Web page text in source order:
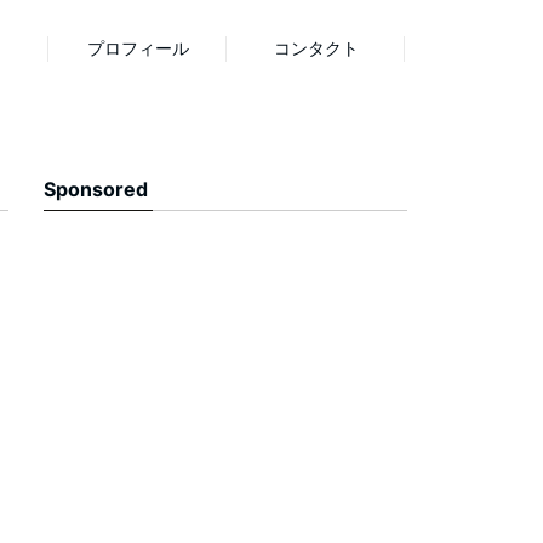
プロフィール コンタクト
Sponsored